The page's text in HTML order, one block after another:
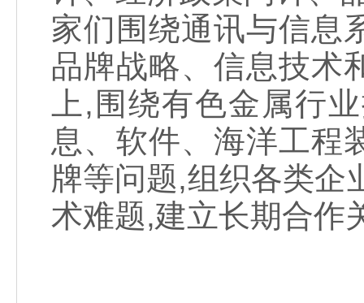
家们围绕通讯与信息
品牌战略、信息技术
上,围绕有色金属行
息、软件、海洋工程
牌等问题,组织各类企
术难题,建立长期合作